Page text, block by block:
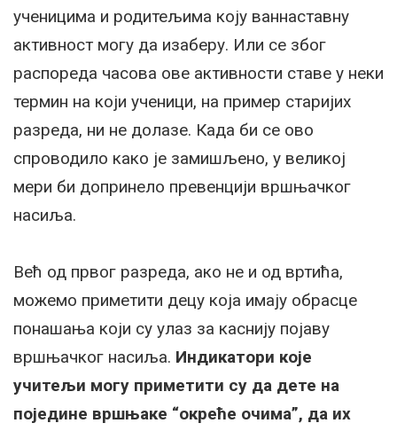
ученицима и родитељима коју ваннаставну
активност могу да изаберу. Или се због
распореда часова ове активности ставе у неки
термин на који ученици, на пример старијих
разреда, ни не долазе. Када би се ово
спроводило како је замишљено, у великој
мери би допринело превенцији вршњачког
насиља.
Већ од првог разреда, ако не и од вртића,
можемо приметити децу која имају обрасце
понашања који су улаз за каснију појаву
вршњачког насиља. Индикатори које
учитељи могу приметити су да дете на
поједине вршњаке “окреће очима”, да их